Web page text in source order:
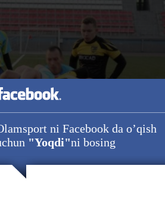
ni Facebook da o’qish
"Yoqdi"ni bosing